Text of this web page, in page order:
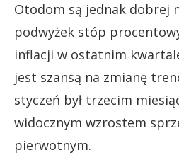
Otodom są jednak dobrej
podwyżek stóp
inflacji w ostatnim
jest szansą na zmianę
styczeń był trzecim
widocznym wzrostem
pierwotnym.